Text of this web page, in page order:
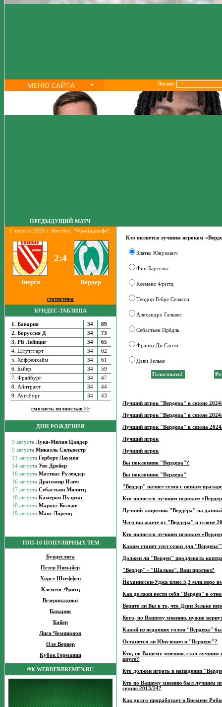
МЕНЮ САЙТА Логин:
ПРЕДЫДУЩИЙ МАТЧ
1 августа 2026 г. Коттбус. "Фройндшафт".
2:4
Энерги Вердер
статистика
БУНДЕС-ТАБЛИЦА
1. Бавария 34
89
2. Боруссия Д
34
73
3. РБ Лейпциг
34
65
4. Штуттгарт
34
62
5. Хоффенхайм
34
61
6. Байер
34
59
7. Фрайбург
34
47
8. Айнтрахт
34
44
9. Аугсбург
34 43
смотреть полностью >>
ДНИ РОЖДЕНИЯ
ТОП-10 ПОПУЛЯРНЫХ ТЕМ
Бундеслига
Петер Нимайер
Хорст Штеффен
Клеменс Фритц
Везерштадион
Бавария
Байер
Лига Чемпионов
Оле Вернер
Кубок Германии
ФК WERDERBREMEN.RU
Кто является лучшим игроком
Златко Юнузович
Фин Бартельс
Клеменс Фритц
Теодор Гебре Селасси
Алехандро Гальвес
Себастьян Прёдль
Франко Ди Санто
Дэви Зельке
Лучший игрок "Вердера" в сезоне
Лучший игрок "Вердера" в сезоне
Лучший игрок "Вердера" в сезона
Лучший игрок
Лучший игрок
Вы поклонник "Вердера"?
Вы поклонник "Вердера"
"Вердер" начнет сезон с новым
Кто является лучшим игроком
Лучший защитник "Вердера" на
Чего вы ждете от "Вердера" в сезоне
Кто является лучшим игроком
Каким станет этот сезон для
Должен ли "Вердер" продлевать
"Вердер" - "Шальке". Ваш прогноз?
Йоханнссон-Уджа плюс 5,3 млн.евро
Как должен вести себя "Вердер" в
Верите ли Вы в то, что Дэви Зельке
Кого, по Вашему мнению, нужно
Какой из недавних голов "Вердера"
Останется ли Юнузович в "Вердере"?
Кто, по Вашему мнению, стал лучшим
круге?
Кто должен играть в нападении
Кто по Вашему мнению был лучшим
сезоне 2013/14?
Как долго проработает в Бремене